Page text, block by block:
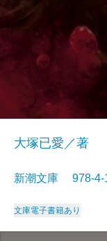
大塚已愛／著
新潮文庫 978-
文庫電子書籍あり